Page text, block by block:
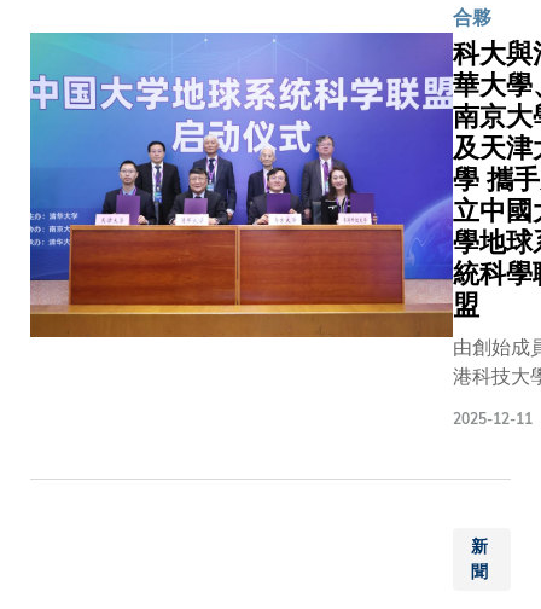
項重要的
科研突
破。」他
續指︰
「透過及
早識別高
風險人
士，我們
得以在疾
病的極早
期階段介
入。以往
患者察覺
障礙時往
晚——腦
白質已造
成不可逆
測流程
分為四
個階
段，參
加者會
接受認
知能力
評估、
常規血
液檢
驗，因
應個別
情況，
參加者
可能還
生物標
及腦部
影像掃
晨先生代
表簽署。
其他南京
市人民政
府、東
大、科
大，以及
南京鋼鐵
龍頭企業
代表亦有
出席見
證。李忠
軍先生表
與科大攜
新、產業
域的合
作，並
生、富
途證券
董事總
經理謝
志堅先
生、科
大校長
葉玉如
教授、
副校長
（大學
拓展）
吳宏偉
副校長
及發
光廷教
授，以
禮上，史
丹福大學
杜爾可持
續發展學
院院長
Arun
博士表
示：「此
次活動不
僅是一場
比賽，更
旨在鼓勵
奇心激發
正面影
響，憑勇
院早前
簽訂戰
略合作
備忘
錄，就
科研合
作、人
才培
養、醫
學教
育、國
際交流
等方面
密合
同培育
際視野
及前沿
合夥
科大與
華大學
南京大
及天津
學 攜
立中國
學地球
統科學
盟
由創始成
港科技大
球系統科
盟」（聯
2025-12-11
新
聞